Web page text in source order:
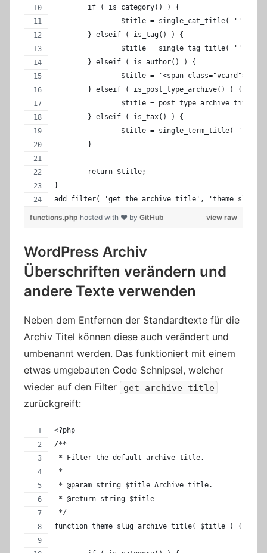
	if ( is_category() ) {
$title = single_cat_title( '',
	} elseif ( is_tag() ) {
$title = single_tag_title( '',
	} elseif ( is_author() ) {
$title = '<span class="vcard">' .
	} elseif ( is_post_type_archive() ) {
$title = post_type_archive_title(
	} elseif ( is_tax() ) {
$title = single_term_title( '',
	}
	return $title;
}
add_filter( 'get_the_archive_title',
view raw
functions.php hosted with ❤ by GitHub
WordPress Archiv
Überschriften verändern und
andere Texte verwenden
Neben dem Entfernen der Standardtexte für die
Archiv Titel können diese auch verändert und
umbenannt werden. Das funktioniert mit einem
etwas umgebauten Code Schnipsel, welcher
wieder auf den Filter
get_archive_title
zurückgreift:
<?php
/**
* Filter the default archive title.
*
* @param string $title Archive title.
* @return string $title
*/
function theme_slug_archive_title( $title ) {